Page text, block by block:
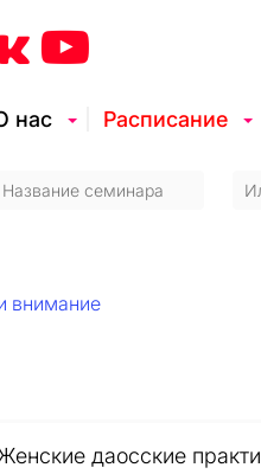
нас Расписание
внимание
даосские